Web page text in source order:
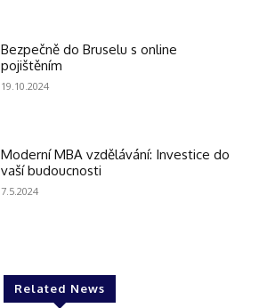
Bezpečně do Bruselu s online
pojištěním
19.10.2024
Moderní MBA vzdělávání: Investice do
vaší budoucnosti
7.5.2024
Related News